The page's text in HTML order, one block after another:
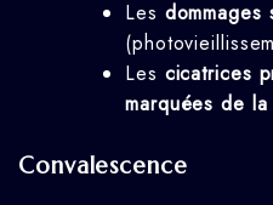
Les dommages
Les cicatrices
marquées de
Convalescence